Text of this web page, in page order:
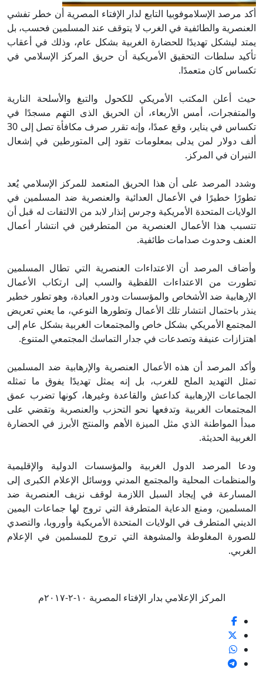
أكد مرصد الإسلاموفوبيا التابع لدار الإفتاء المصرية أن خطر تفشي
العنصرية والطائفية في الغرب لا يتوقف عند المسلمين فحسب، بل
يمتد ليشكل تهديدًا للحضارة الغربية بشكل عام، وذلك في أعقاب
تأكيد سلطات التحقيق الأمريكية أن حريق المركز الإسلامي في
تكساس كان متعمدًا.
حيث أعلن المكتب الأمريكي للكحول والتبغ والأسلحة النارية
والمتفجرات، أمس الأربعاء، أن الحريق الذى التهم مسجدًا في
تكساس في يناير، وقع عمدًا، وإنه تقرر صرف مكافأة تصل إلى 30
ألف دولار لمن يدلى بمعلومات تقود إلى المتورطين في إشعال
النيران في المركز.
وشدد المرصد على أن هذا الحريق المتعمد للمركز الإسلامي يُعد
تطورًا خطيرًا في الأعمال العدائية والعنصرية ضد المسلمين في
الولايات المتحدة الأمريكية وجرس إنذار لابد من الالتفات له قبل أن
تتسبب هذا الأعمال العنصرية من المتطرفين في انتشار أعمال
العنف وحدوث صدامات طائفية.
وأضاف المرصد أن الاعتداءات العنصرية التي تطال المسلمين
تطورت من الاعتداءات اللفظية والسب إلى ارتكاب الأعمال
الإرهابية ضد الأشخاص والمؤسسات ودور العبادة، وهو تطور خطير
ينذر باحتمال انتشار تلك الأعمال وتطورها النوعي، ما يعني تعريض
المجتمع الأمريكي بشكل خاص والمجتمعات الغربية بشكل عام إلى
اهتزازات عنيفة وتصدعات في جدار التماسك المجتمعي المتنوع.
وأكد المرصد أن هذه الأعمال العنصرية والإرهابية ضد المسلمين
تمثل التهديد الملح للغرب، بل إنه يمثل تهديدًا يفوق ما تمثله
الجماعات الإرهابية كداعش والقاعدة وغيرها، كونها تضرب عمق
المجتمعات الغربية وتدفعها نحو التحزب والعنصرية وتقضي على
مبدأ المواطنة الذي مثل الميزة الأهم والمنتج الأبرز في الحضارة
الغربية الحديثة.
ودعا المرصد الدول الغربية والمؤسسات الدولية والإقليمية
والمنظمات المحلية والمجتمع المدني ووسائل الإعلام الكبرى إلى
المسارعة في إيجاد السبل اللازمة لوقف نزيف العنصرية ضد
المسلمين، ومنع الدعاية المتطرفة التي تروج لها جماعات اليمين
الديني المتطرف في الولايات المتحدة الأمريكية وأوروبا، والتصدي
للصورة المغلوطة والمشوهة التي تروج للمسلمين في الإعلام
الغربي.
المركز الإعلامي بدار الإفتاء المصرية ١٠-٢-٢٠١٧م